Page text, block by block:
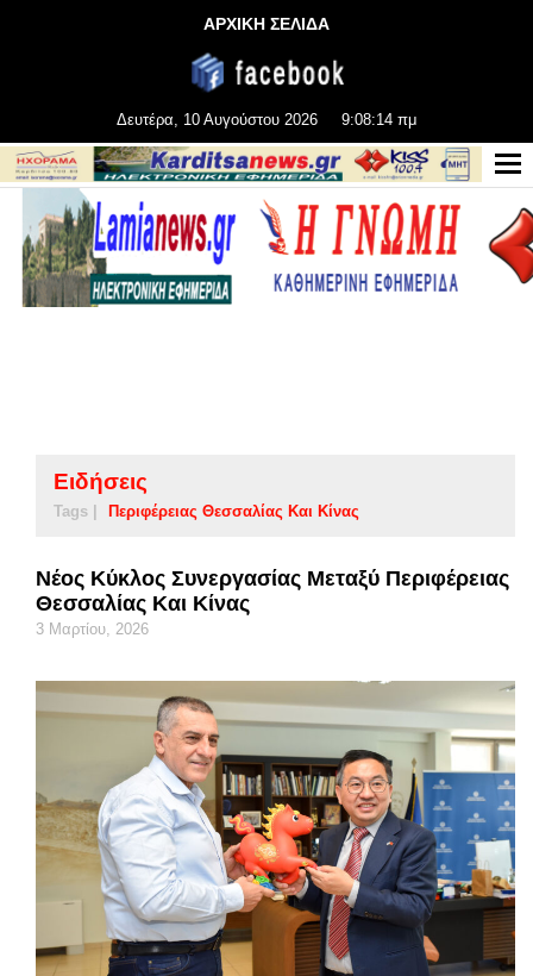
ΑΡΧΙΚΗ ΣΕΛΙΔΑ
Δευτέρα, 10 Αυγούστου 2026 9:08:15 πμ
Ειδήσεις
Tags | Περιφέρειας Θεσσαλίας Και Κίνας
Νέος Κύκλος Συνεργασίας Μεταξύ Περιφέρειας
Θεσσαλίας Και Κίνας
3 Μαρτίου, 2026